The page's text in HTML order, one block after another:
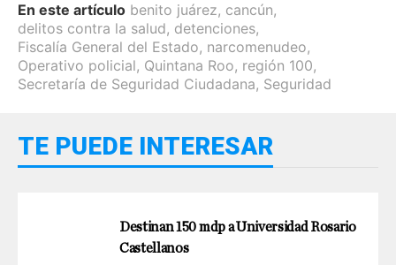
En este artículo benito juárez, cancún,
delitos contra la salud, detenciones,
Fiscalía General del Estado, narcomenudeo,
Operativo policial, Quintana Roo, región 100,
Secretaría de Seguridad Ciudadana, Seguridad
TE PUEDE INTERESAR
Destinan 150 mdp a Universidad Rosario
Castellanos